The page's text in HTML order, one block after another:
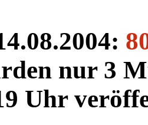
nur 3
Uhr